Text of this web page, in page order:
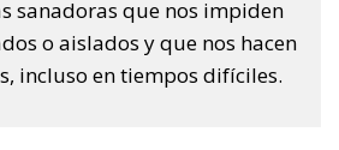
sanadoras que nos impiden
o aislados y que nos hacen
incluso en tiempos difíciles.